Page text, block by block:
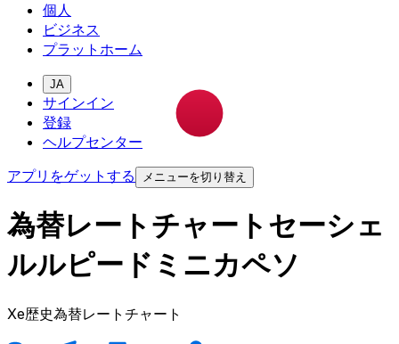
個人
ビジネス
プラットホーム
JA
サインイン
登録
ヘルプセンター
アプリをゲットする
メニューを切り替え
為替レートチャートセーシェ
ルルピードミニカペソ
Xe歴史為替レートチャート